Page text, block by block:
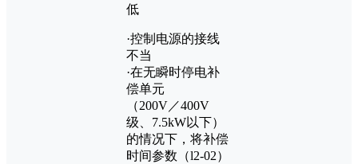
低
·控制电源的接线
不当
·在无瞬时停电补
偿单元
（200V／400V
级、7.5kW以下）
的情况下，将补偿
时间参数（l2-02）